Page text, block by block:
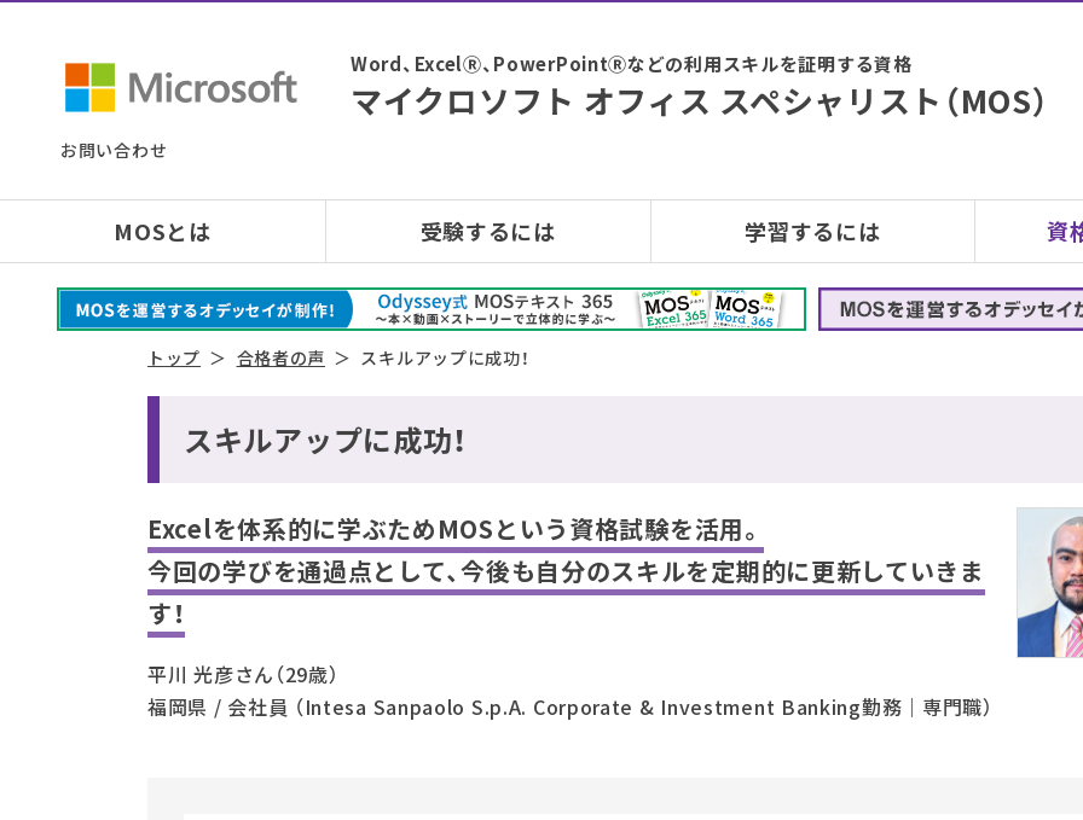
Word、ExcelⓇ、PowerPointⓇなどの利用スキルを証明する資格
マイクロソフト オフィス スペシャリスト（MOS）
お問い合わせ
MOSとは 受験するには 学習するには 資
トップ 合格者の声 スキルアップに成功！
スキルアップに成功！
Excelを体系的に学ぶためMOSという資格試験を活用。
今回の学びを通過点として、今後も自分のスキルを定期的に更新していきま
す！
平川 光彦さん（29歳）
福岡県 / 会社員 （Intesa Sanpaolo S.p.A. Corporate & Investment Banking勤務｜専門職）